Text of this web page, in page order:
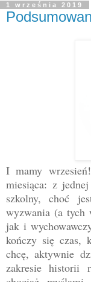
1 września 2019
I mamy
miesiąca: z
szkolny, choć
wyzwania (a tych
jak i
kończy się czas,
chcę, aktywnie
zakresie historii